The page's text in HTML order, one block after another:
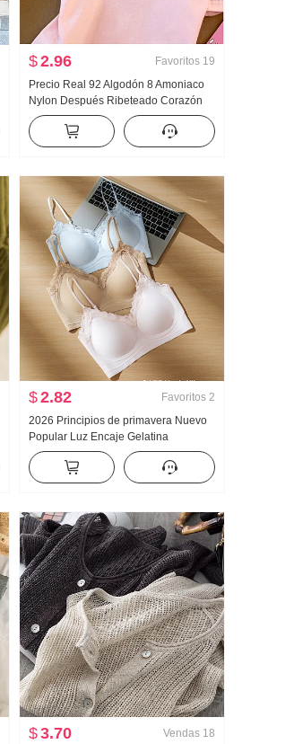
$2.96 Favoritos 19
Precio Real 92 Algodón 8 Amoniaco
Nylon Después Ribeteado Corazón
Bordado Dulce Corto Cuello polo
Camiseta Ajustado Petite Moda
$2.82 Favoritos 2
2026 Principios de primavera Nuevo
Popular Luz Encaje Gelatina
Pegamento Tira Corsé Interior
Cinturón Pecho Almohadilla
Adelgazante Chaleco para mujer
$3.70 Vendas 18